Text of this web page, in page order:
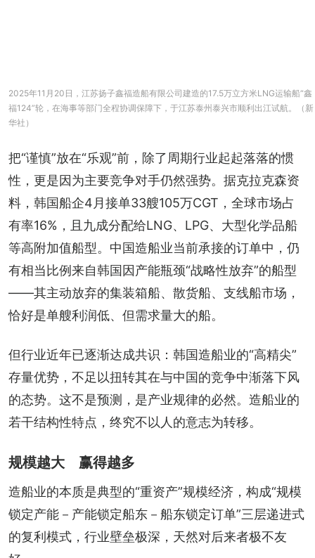
2025年11月20日，江苏扬子鑫福造船有限公司建造的17.5万立方米LNG运输船“鑫
福124”轮，在海事等部门全程协调保障下，于江苏泰州泰兴市顺利出江试航。（新
华社）
把“谨慎”放在“乐观”前，除了周期行业起起落落的惯
性，更是因为主要竞争对手仍然强势。据克拉克森资
料，韩国船企4月接单33艘105万CGT，全球市场占
有率16%，且九成分配给LNG、LPG、大型化学品船
等高附加值船型。中国造船业当前承接的订单中，仍
有相当比例来自韩国因产能瓶颈“战略性放弃”的船型
——其主动放弃的集装箱船、散货船、支线船市场，
恰好是单艘利润低、但需求量大的船。
但行业近年已逐渐达成共识：韩国造船业的“高精尖”
存量优势，不足以扭转其在与中国的竞争中渐落下风
的态势。这不是预测，是产业规律的必然。造船业的
若干结构性特点，终究不以人的意志为转移。
规模越大 赢得越多
造船业的本质是典型的“重资产”规模经济，构成“规模
锁定产能－产能锁定船东－船东锁定订单”三层递进式
的复利模式，行业壁垒极深，天然对后来者极不友